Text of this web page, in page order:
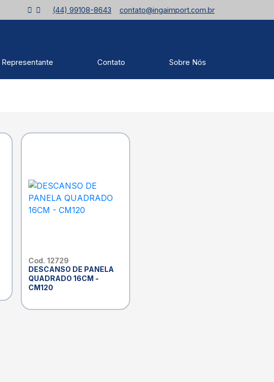
(44) 99108-8643 contato@ingaimport.com.br
Contato Sobre Nós
Cod. 12729
DESCANSO DE PANELA
QUADRADO 16CM -
CM120